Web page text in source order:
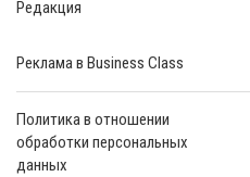
Редакция
Реклама в Business Class
Политика в отношении
обработки персональных
данных